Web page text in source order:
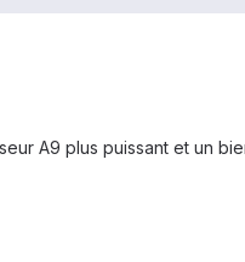
A9 plus puissant et un